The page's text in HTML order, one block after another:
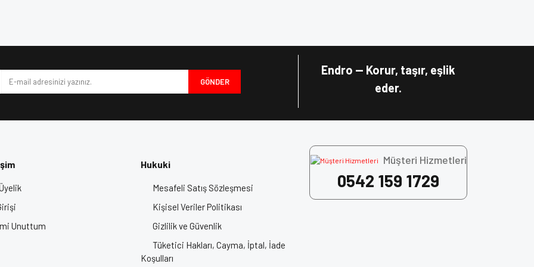
Motor Kaskı, Kask Fiyatları, Motosiklet Kaskı, Motor Kask Fiyatları, Full Face Kask, Motosiklet Ekipman, Motorcu Kaskı,
İyi Motor Kaskları
GÖNDER
Endro — Korur, taşır, eşlik
eder.
Unuttum
Hukuki
Mesafeli Satış Sözleşmesi
Kişisel Veriler Politikası
Gizlilik ve Güvenlik
Tüketici Hakları, Cayma, İptal, İade
Koşulları
Müşteri Hizmetleri
0542 159 1729